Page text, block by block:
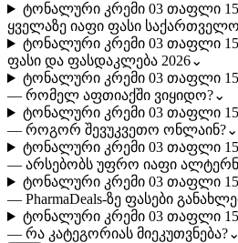
ტონალური კრემი 03 თაფლი
ყველაზე იაფი ფასი
ტონალური კრემი 03 თაფლი
ფასი და ფასდაკლება 2026⌄
ტონალური კრემი 03 თაფლი
— რომელ აფთიაქში ვიყიდო?⌄
ტონალური კრემი 03 თაფლი
— როგორ შევუკვეთო ონლაინ?⌄
ტონალური კრემი 03 თაფლი
— არსებობს უფრო იაფი
ტონალური კრემი 03 თაფლი
— PharmaDeals-ზე ფასები
ტონალური კრემი 03 თაფლი
— რა კატეგორიას მიეკუთვნება?⌄